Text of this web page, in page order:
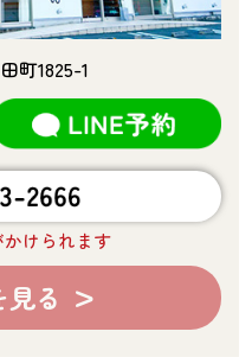
町1825-1
けられます
る